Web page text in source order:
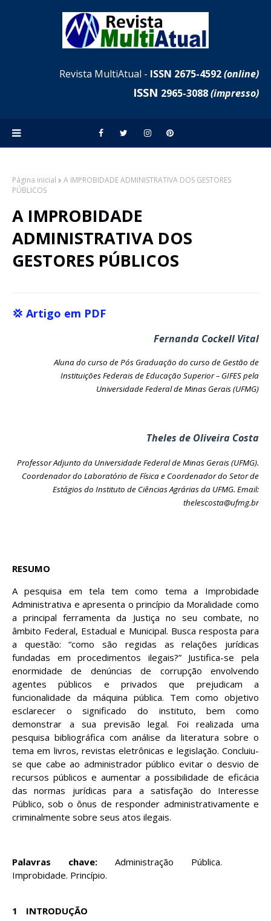
Revista MultiAtual - ISSN 2675-4592(online)
ISSN 2965-3088(impresso)
Página inicial
A IMPROBIDADE ADMINISTRATIVA DOS GESTORES
PÚBLICOS
A IMPROBIDADE
ADMINISTRATIVA DOS
GESTORES PÚBLICOS
💢 Artigo em PDF
Fernanda Cockell Vital
Aluna do curso de Pós Graduação do curso de Gestão de
Instituições Federais de Educação Superior – GIFES pela
Universidade Federal de Minas Gerais (UFMG)
Theles de Oliveira Costa
Professor Adjunto da Universidade Federal de Minas Gerais (UFMG).
Coordenador do Laboratório de Física e Coordenador do Setor de
Estágios do Instituto de Ciências Agrárias da UFMG. Email:
thelescosta@ufmg.br
RESUMO
A pesquisa em tela tem como tema a Improbidade
Administrativa e apresenta o princípio da Moralidade como
a principal ferramenta da Justiça no seu combate, no
âmbito Federal, Estadual e Municipal. Busca resposta para
a questão: “como são regidas as relações jurídicas
fundadas em procedimentos ilegais?” Justifica-se pela
enormidade de denúncias de corrupção envolvendo
agentes públicos e privados que prejudicam a
funcionalidade da máquina pública. Tem como objetivo
esclarecer o significado do instituto, bem como
demonstrar a sua previsão legal. Foi realizada uma
pesquisa bibliográfica com análise da literatura sobre o
tema em livros, revistas eletrônicas e legislação. Concluiu-
se que cabe ao administrador público evitar o desvio de
recursos públicos e aumentar a possibilidade de eficácia
das normas jurídicas para a satisfação do Interesse
Público, sob o ônus de responder administrativamente e
criminalmente sobre seus atos ilegais.
Palavras chave: Administração Pública.
Improbidade. Princípio.
1
INTRODUÇÃO